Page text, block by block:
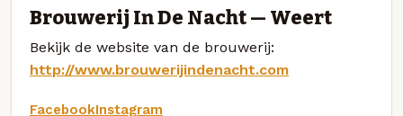
Brouwerij In De Nacht — Weert
Bekijk de website van de brouwerij:
http://www.brouwerijindenacht.com
FacebookInstagram